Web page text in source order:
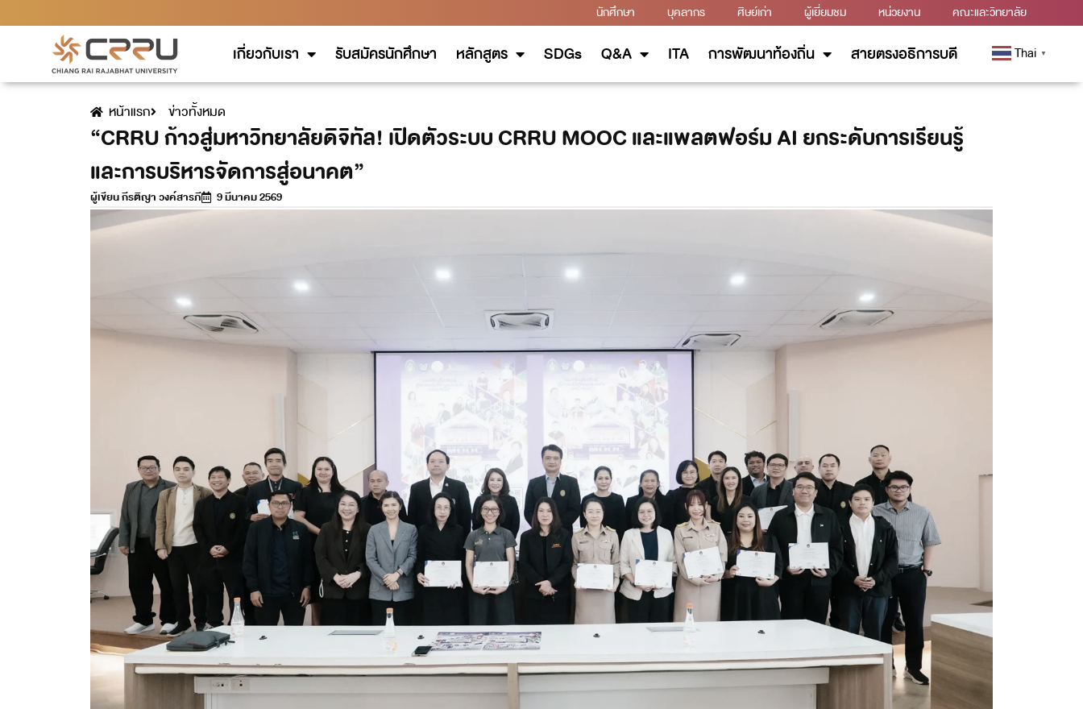
นักศึกษา บุคลากร ศิษย์เก่า ผู้เยี่ยมชม หน่วยงาน คณะและวิทยาลัย
เกี่ยวกับเรา รับสมัครนักศึกษา หลักสูตร SDGs Q&A ITA การพัฒนาท้องถิ่น สายตรงอธิการบดี Thai ▼
หน้าแรก ข่าวทั้งหมด
“CRRU ก้าวสู่มหาวิทยาลัยดิจิทัล! เปิดตัวระบบ CRRU MOOC และแพลตฟอร์ม AI ยกระดับการเรียนรู้
และการบริหารจัดการสู่อนาคต”
ผู้เขียนกีรติญา วงค์สารภี 9 มีนาคม 2569